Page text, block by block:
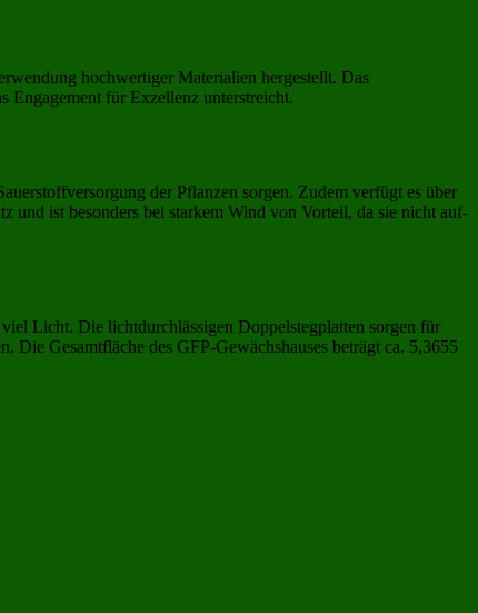
hochwertiger Materialien hergestellt. Das
Engagement für Exzellenz unterstreicht.
der Pflanzen sorgen. Zudem verfügt es über
und ist besonders bei starkem Wind von Vorteil, da sie nicht auf-
Licht. Die lichtdurchlässigen Doppelstegplatten sorgen für
Gesamtfläche des GFP-Gewächshauses beträgt ca. 5,3655